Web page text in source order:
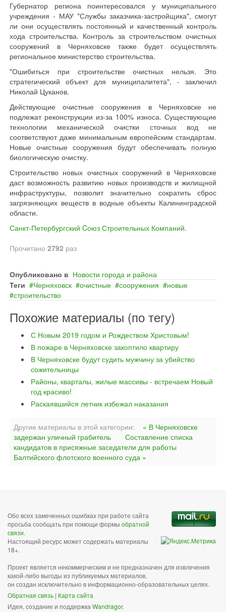
Губернатор региона поинтересовался у муниципального
учреждения - МАУ "Службы заказчика-застройщика", смогут
ли они осуществлять постоянный и качественный контроль
хода строительства. Контроль за строительством очистных
сооружений в Черняховске также будет осуществлять
региональное министерство строительства.
"Ошибиться при строительстве очистных нельзя. Это
стратегический объект для муниципалитета", - заключил
Николай Цуканов.
Действующие очистные сооружения в Черняховске не
подлежат реконструкции из-за 100% износа. Существующие
технологии механической очистки сточных вод не
соответствуют даже минимальным европейским стандартам.
Новые очистные сооружения будут обеспечивать полную
биологическую очистку.
Строительство новых очистных сооружений в Черняховске
даст возможность развитию новых производств и жилищной
инфраструктуры, позволит значительно сократить сброс
загрязняющих веществ в водные объекты Калининградской
области.
Санкт-Петербургский Cоюз Строительных Компаний.
Прочитано 2792 раз
Опубликовано в Новости города и района
Теги
Черняховск очистные сооружения
новые
строительство
Похожие материалы (по тегу)
С Новым 2019 годом и Рождеством Христовым!
В пожаре в Черняховске закоптило квартиру
В Черняховске будут судить мужчину за убийство
сожительницы
Районы, кварталы, жилые массивы - встречаем Новый
год красиво!
Раскаявшийся летчик избежал наказания
Другие материалы в этой категории:
« В Черняховске
задержан уличный грабитель
Составление списка
кандидатов в присяжные заседатели для работы
Балтийского флотского военного суда »
Обо всех замеченных ошибках при работе сайта
просьба сообщать при помощи формы обратной
связи.
Настоящий ресурс может содержать материалы
18+.
Проект является некоммерческим и не предназначен для извлечения
какой-либо выгоды из публикуемых материалов,
он создан исключительно в информационно-образовательных целях.
Обратная связь | Карта сайта
Идея, создание и поддержка Wandragor.